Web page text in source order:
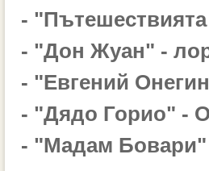
-
- "Дон Жуан" -
- "Евгений
- "Дядо Горио" -
- "Мадам